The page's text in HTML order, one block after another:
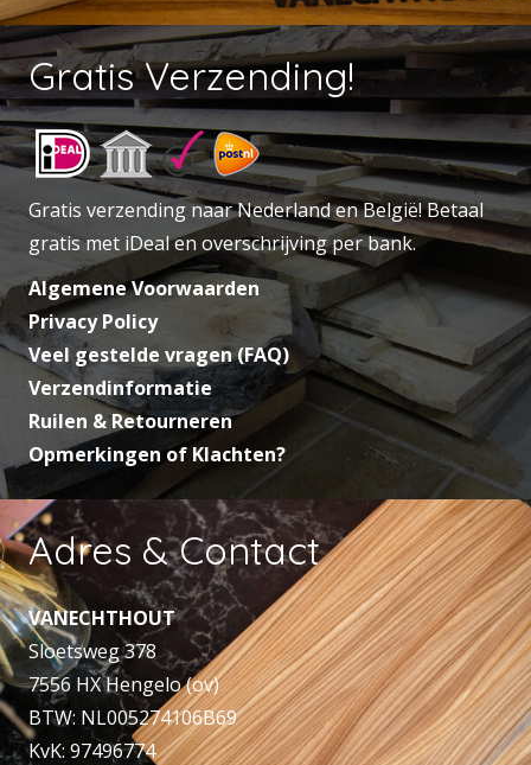
Gratis Verzending!
Gratis verzending naar Nederland en België! Betaal
gratis met iDeal en overschrijving per bank.
Algemene Voorwaarden
Privacy Policy
Veel gestelde vragen (FAQ)
Verzendinformatie
Ruilen & Retourneren
Opmerkingen of Klachten?
Adres & Contact
VANECHTHOUT
Sloetsweg 378
7556 HX Hengelo (ov)
BTW: NL005274106B69
KvK: 97496774